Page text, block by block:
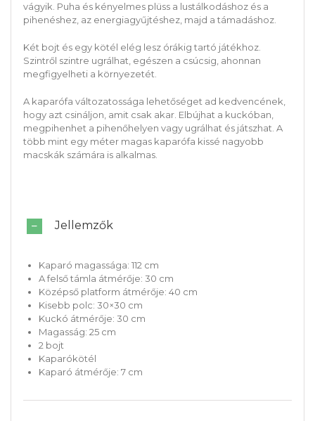
vágyik. Puha és kényelmes plüss a lustálkodáshoz és a
pihenéshez, az energiagyűjtéshez, majd a támadáshoz.
Két bojt és egy kötél elég lesz órákig tartó játékhoz.
Szintről szintre ugrálhat, egészen a csúcsig, ahonnan
megfigyelheti a környezetét.
A kaparófa változatossága lehetőséget ad kedvencének,
hogy azt csináljon, amit csak akar. Elbújhat a kuckóban,
megpihenhet a pihenőhelyen vagy ugrálhat és játszhat. A
több mint egy méter magas kaparófa kissé nagyobb
macskák számára is alkalmas.
Jellemzők
Kaparó magassága: 112 cm
A felső támla átmérője: 30 cm
Középső platform átmérője: 40 cm
Kisebb polc: 30×30 cm
Kuckó átmérője: 30 cm
Magasság: 25 cm
2 bojt
Kaparókötél
Kaparó átmérője: 7 cm